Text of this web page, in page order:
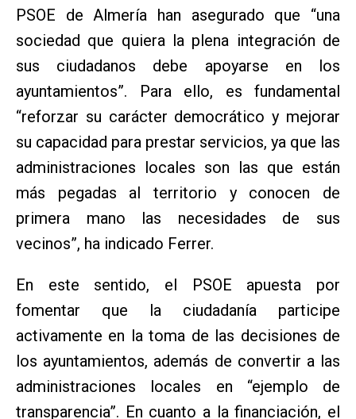
PSOE de Almería han asegurado que “una
sociedad que quiera la plena integración de
sus ciudadanos debe apoyarse en los
ayuntamientos”. Para ello, es fundamental
“reforzar su carácter democrático y mejorar
su capacidad para prestar servicios, ya que las
administraciones locales son las que están
más pegadas al territorio y conocen de
primera mano las necesidades de sus
vecinos”, ha indicado Ferrer.
En este sentido, el PSOE apuesta por
fomentar que la ciudadanía participe
activamente en la toma de las decisiones de
los ayuntamientos, además de convertir a las
administraciones locales en “ejemplo de
transparencia”. En cuanto a la financiación, el